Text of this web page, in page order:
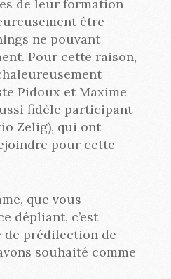
de leur formation
être
ne pouvant
Pour cette raison,
Pidoux et Maxime
fidèle participant
Zelig), qui ont
pour cette
que vous
dépliant, c’est
de prédilection de
souhaité comme